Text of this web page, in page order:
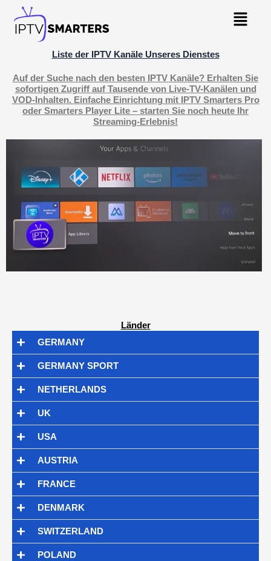
content
Menu
Liste der IPTV Kanäle Unseres Dienstes
Auf der Suche nach den besten IPTV Kanäle? Erhalten Sie
sofortigen Zugriff auf Tausende von Live-TV-Kanälen und
VOD-Inhalten. Einfache Einrichtung mit IPTV Smarters Pro
oder Smarters Player Lite – starten Sie noch heute Ihr
Streaming-Erlebnis!
Länder
GERMANY
GERMANY SPORT
NETHERLANDS
UK
USA
AUSTRIA
FRANCE
DENMARK
SWITZERLAND
POLAND